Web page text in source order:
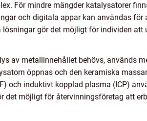
För mindre mängder katalysatorer
och digitala appar kan användas för
gör det möjligt för individen att
av metallinnehållet behövs, används
öppnas och den keramiska
och induktivt kopplad plasma (ICP)
möjligt för återvinningsföretag att